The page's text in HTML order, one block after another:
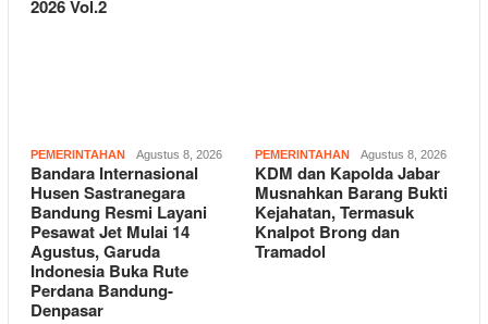
2026 Vol.2
PEMERINTAHAN Agustus 8, 2026
Bandara Internasional
Husen Sastranegara
Bandung Resmi Layani
Pesawat Jet Mulai 14
Agustus, Garuda
Indonesia Buka Rute
Perdana Bandung-
Denpasar
PEMERINTAHAN Agustus 8, 2026
KDM dan Kapolda Jabar
Musnahkan Barang Bukti
Kejahatan, Termasuk
Knalpot Brong dan
Tramadol